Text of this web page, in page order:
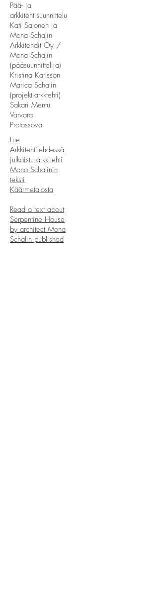
Pää- ja
arkkitehtisuunnittelu
Kati Salonen ja
Mona Schalin
Arkkitehdit Oy /
Mona Schalin
(pääsuunnittelija)
Kristina Karlsson
Marica Schalin
(projektiarkktehti)
Sakari Mentu
Varvara
Protassova
Lue
Arkkitehtilehdessä
julkaistu arkkitehti
Mona Schalinin
teksti
Käärmetalosta
Read a text about
Serpentine House
by architect Mona
Schalin published